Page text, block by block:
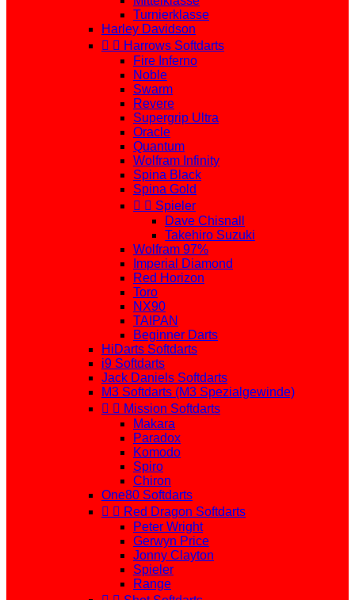
Turnierklasse
Harley Davidson
  Harrows Softdarts
Fire Inferno
Noble
Swarm
Revere
Supergrip Ultra
Oracle
Quantum
Wolfram Infinity
Spina Black
Spina Gold
  Spieler
Dave Chisnall
Takehiro Suzuki
Wolfram 97%
Imperial Diamond
Red Horizon
Toro
NX90
TAIPAN
Beginner Darts
HiDarts Softdarts
i9 Softdarts
Jack Daniels Softdarts
M3 Softdarts (M3 Spezialgewinde)
  Mission Softdarts
Makara
Paradox
Komodo
Spiro
Chiron
One80 Softdarts
  Red Dragon Softdarts
Peter Wright
Gerwyn Price
Jonny Clayton
Spieler
Range